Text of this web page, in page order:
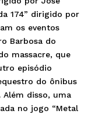
174” dirigido por
os eventos
Barbosa do
massacre, que
episódio
do ônibus
Além disso, uma
no jogo “Metal